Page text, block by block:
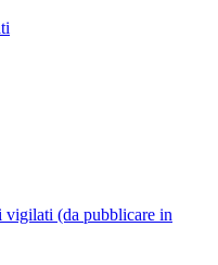
(da pubblicare in